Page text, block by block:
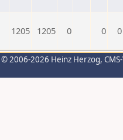
1205 1205 0 0 0
© 2006-2026 Heinz Herzog,